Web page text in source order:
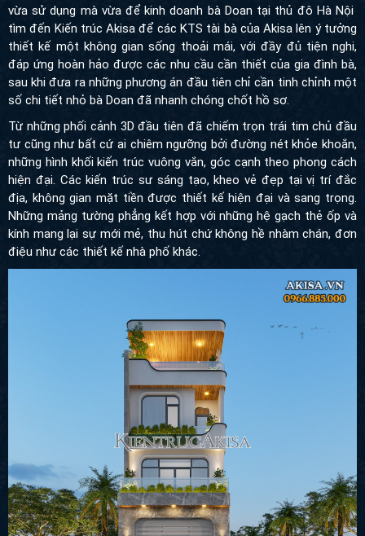
đến Kiến trúc Akisa để các KTS tài bà của Akisa lên ý tưởng thiết
kế một không gian sống thoải mái, với đầy đủ tiện nghi, đáp ứng
hoàn hảo được các nhu cầu cần thiết của gia đình bà, sau khi
đưa ra những phương án đầu tiên chỉ cần tinh chỉnh một số chi
tiết nhỏ bà Doan đã nhanh chóng chốt hồ sơ.
Từ những phối cảnh 3D đầu tiên đã chiếm trọn trái tim chủ đầu tư
cũng như bất cứ ai chiêm ngưỡng bởi đường nét khỏe khoắn,
những hình khối kiến trúc vuông vắn, góc cạnh theo phong cách
hiện đại. Các kiến trúc sư sáng tạo, kheo vẻ đẹp tại vị trí đắc địa,
không gian mặt tiền được thiết kế hiện đại và sang trọng. Những
mảng tường phẳng kết hợp với những hệ gạch thẻ ốp và kính
mang lại sự mới mẻ, thu hút chứ không hề nhàm chán, đơn điệu
như các thiết kế nhà phố khác.